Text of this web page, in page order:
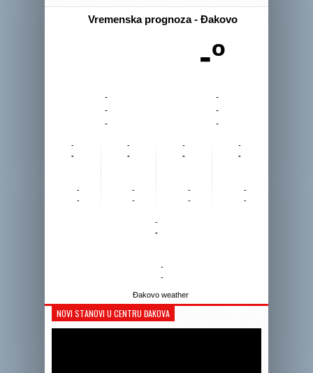
Vremenska prognoza - Đakovo
-º
-
-
-
-
-
-
-
-
-
-
-
-
-
-
-
-
-
-
-
-
-
-
-
-
-
-
Đakovo weather
NOVI STANOVI U CENTRU ĐAKOVA